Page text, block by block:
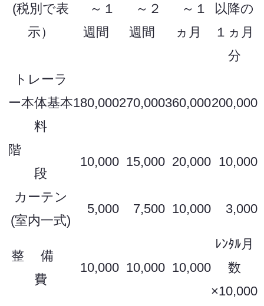
(税別で表
示）
～１
週間
～２
週間
～１
ヵ月
以降の
１ヵ月
分
トレーラ
ー本体基本
料
180,000270,000360,000200,000
階
段
10,000 15,000 20,000 10,000
カーテン
(室内一式)
5,000 7,500 10,000 3,000
整 備
費
10,000 10,000 10,000
ﾚﾝﾀﾙ月
数
×10,000